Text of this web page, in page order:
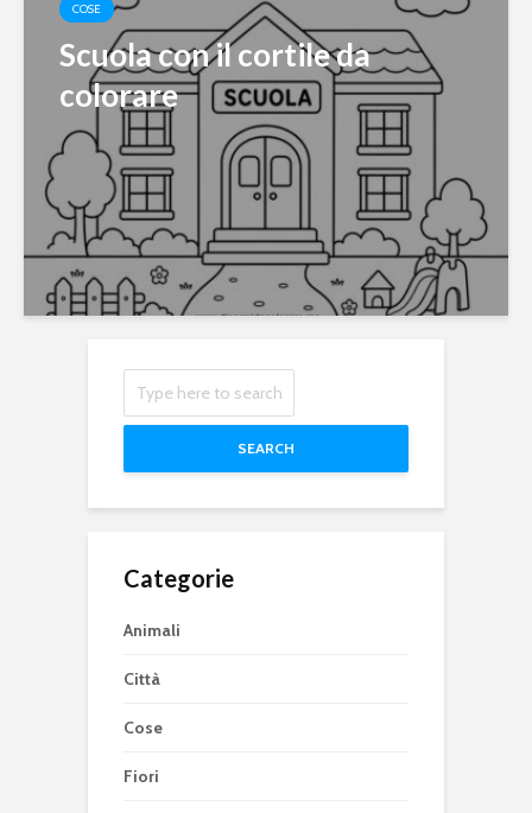
COSE
Scuola con il cortile da
colorare
SEARCH
Categorie
Animali
Città
Cose
Fiori